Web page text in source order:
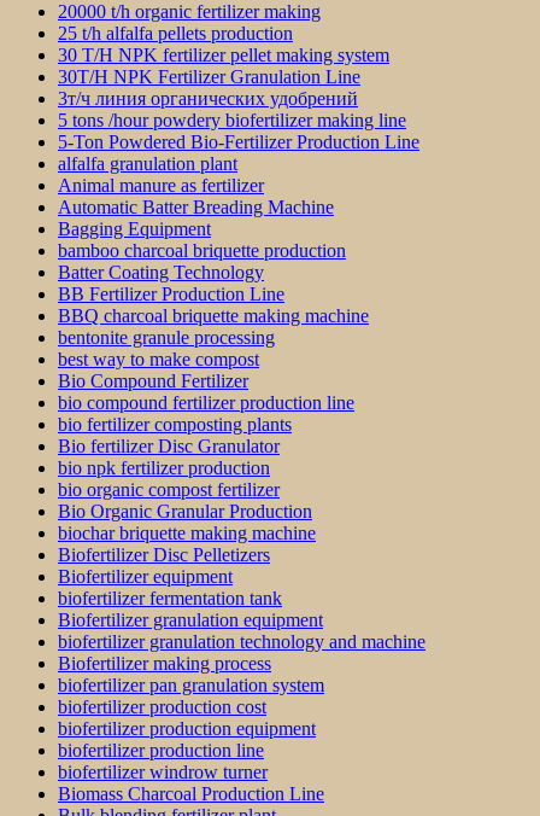
20000 t/h organic fertilizer making
25 t/h alfalfa pellets production
30 T/H NPK fertilizer pellet making system
30T/H NPK Fertilizer Granulation Line
3т/ч линия органических удобрений
5 tons /hour powdery biofertilizer making line
5-Ton Powdered Bio-Fertilizer Production Line
alfalfa granulation plant
Animal manure as fertilizer
Automatic Batter Breading Machine
Bagging Equipment
bamboo charcoal briquette production
Batter Coating Technology
BB Fertilizer Production Line
BBQ charcoal briquette making machine
bentonite granule processing
best way to make compost
Bio Compound Fertilizer
bio compound fertilizer production line
bio fertilizer composting plants
Bio fertilizer Disc Granulator
bio npk fertilizer production
bio organic compost fertilizer
Bio Organic Granular Production
biochar briquette making machine
Biofertilizer Disc Pelletizers
Biofertilizer equipment
biofertilizer fermentation tank
Biofertilizer granulation equipment
biofertilizer granulation technology and machine
Biofertilizer making process
biofertilizer pan granulation system
biofertilizer production cost
biofertilizer production equipment
biofertilizer production line
biofertilizer windrow turner
Biomass Charcoal Production Line